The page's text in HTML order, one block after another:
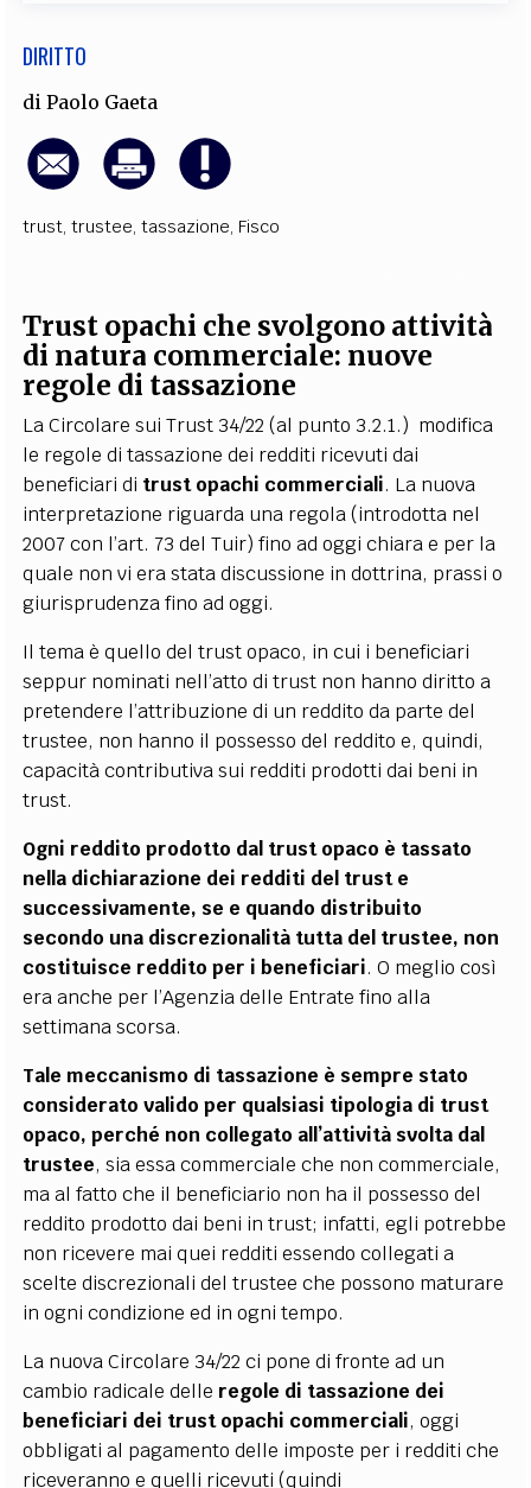
DIRITTO
diPaolo Gaeta
trust,trustee,tassazione, Fisco
Trust opachi che svolgono attività
di natura commerciale: nuove
regole di tassazione
La Circolare sui Trust 34/22 (al punto 3.2.1.) modifica
le regole di tassazione dei redditi ricevuti dai
beneficiari di trust opachi commerciali. La nuova
interpretazione riguarda una regola (introdotta nel
2007 con l’art. 73 del Tuir) fino ad oggi chiara e per la
quale non vi era stata discussione in dottrina, prassi o
giurisprudenza fino ad oggi.
Il tema è quello del trust opaco, in cui i beneficiari
seppur nominati nell’atto di trust non hanno diritto a
pretendere l’attribuzione di un reddito da parte del
trustee, non hanno il possesso del reddito e, quindi,
capacità contributiva sui redditi prodotti dai beni in
trust.
Ogni reddito prodotto dal trust opaco è tassato
nella dichiarazione dei redditi del trust e
successivamente, se e quando distribuito
secondo una discrezionalità tutta del trustee, non
costituisce reddito per i beneficiari. O meglio così
era anche per l’Agenzia delle Entrate fino alla
settimana scorsa.
Tale meccanismo di tassazione è sempre stato
considerato valido per qualsiasi tipologia di trust
opaco, perché non collegato all’attività svolta dal
trustee, sia essa commerciale che non commerciale,
ma al fatto che il beneficiario non ha il possesso del
reddito prodotto dai beni in trust; infatti, egli potrebbe
non ricevere mai quei redditi essendo collegati a
scelte discrezionali del trustee che possono maturare
in ogni condizione ed in ogni tempo.
La nuova Circolare 34/22 ci pone di fronte ad un
cambio radicale delle regole di tassazione dei
beneficiari dei trust opachi commerciali, oggi
obbligati al pagamento delle imposte per i redditi che
riceveranno e quelli ricevuti (quindi